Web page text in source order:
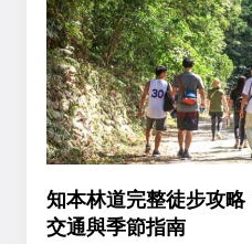
知本林道完整徒步攻略
交通與季節指南